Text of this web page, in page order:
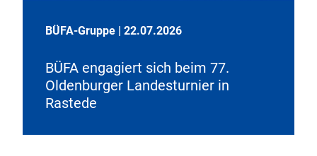
BÜFA-Gruppe | 22.07.2026
BÜFA engagiert sich beim 77.
Oldenburger Landesturnier in
Rastede